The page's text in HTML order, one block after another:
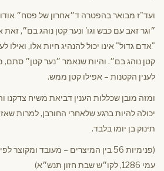
ועד"ז מבואר בהפטרה ד״אחרון של פסח״
״וגר זאב עם כבש וגו' ונער קטן נוהג בם״,
"אדם גדול" אינו יכול להנהיג חיות אלו, ואילו
קטן נוהג בם״. והיות שנאמר ״נער קטן״ סתם,
לענין הקטנות – אפילו קטן ממש.
ומזה מובן שכללות הענין דביאת משיח צדקנו
יכולה להיות ברגע שלאחרי החורבן, למרות
תינוק בן יומו בלבד.
(פנימיות 56 בין המיצרים – מעובד
עמי 1286, לקו״ש שבת חזון תנש״א)